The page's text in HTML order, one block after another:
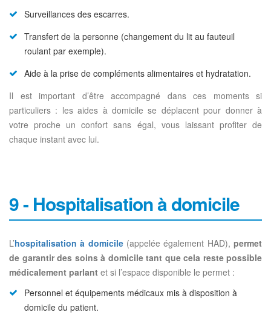
Surveillances des escarres.
Transfert de la personne (changement du lit au fauteuil
roulant par exemple).
Aide à la prise de compléments alimentaires et hydratation.
Il est important d’être accompagné dans ces moments si
particuliers : les aides à domicile se déplacent pour donner à
votre proche un confort sans égal, vous laissant profiter de
chaque instant avec lui.
9 - Hospitalisation à domicile
L’hospitalisation à domicile(appelée également HAD),permet
de garantir des soins à domicile tant que cela reste possible
médicalement parlant et si l’espace disponible le permet :
Personnel et équipements médicaux mis à disposition à
domicile du patient.